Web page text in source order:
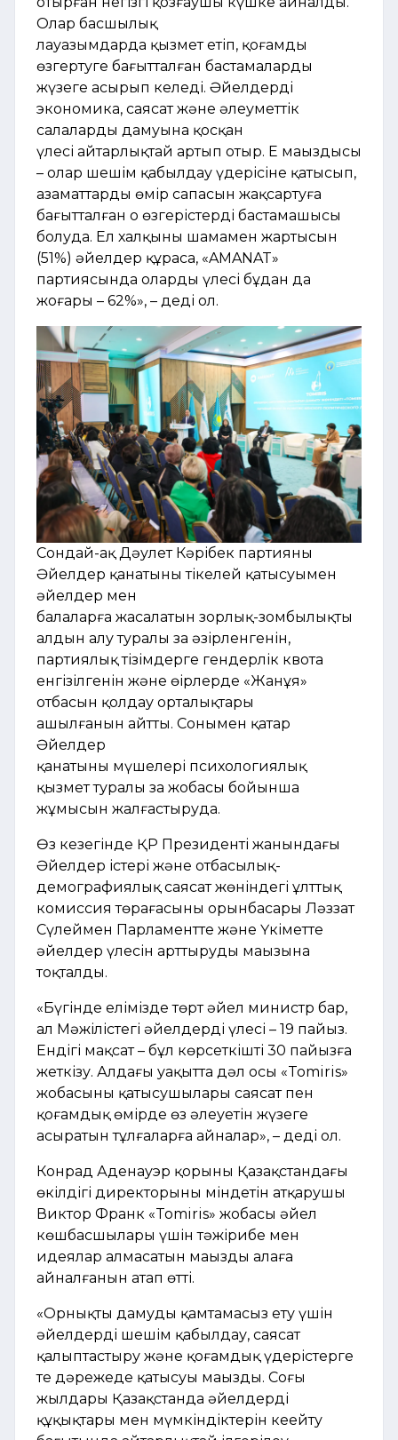
Олар басшылық
лауазымдарда қызмет етіп, қоғамды
өзгертуге бағытталған бастамаларды
жүзеге асырып келеді. Әйелдердің
экономика, саясат және әлеуметтік
салалардың дамуына қосқан
үлесі айтарлықтай артып отыр. Ең маңыздысы
– олар шешім қабылдау үдерісіне қатысып,
азаматтардың өмір сапасын жақсартуға
бағытталған оң өзгерістердің бастамашысы
болуда. Ел халқының шамамен жартысын
(51%) әйелдер құраса, «AMANAT»
партиясында олардың үлесі бұдан да
жоғары – 62%», – деді ол.
Сондай-ақ Дәулет Кәрібек партияның
Әйелдер қанатының тікелей қатысуымен
әйелдер мен
балаларға жасалатын зорлық-зомбылықтың
алдын алу туралы заң әзірленгенін,
партиялық тізімдерге гендерлік квота
енгізілгенін және өңірлерде «Жанұя»
отбасын қолдау орталықтары
ашылғанын айтты. Сонымен қатар
Әйелдер
қанатының мүшелері психологиялық
қызмет туралы заң жобасы бойынша
жұмысын жалғастыруда.
Өз кезегінде ҚР Президенті жанындағы
Әйелдер істері және отбасылық-
демографиялық саясат жөніндегі ұлттық
комиссия төрағасының орынбасары Ләззат
Сүлеймен Парламентте және Үкіметте
әйелдер үлесін арттырудың маңызына
тоқталды.
«Бүгінде елімізде төрт әйел министр бар,
ал Мәжілістегі әйелдердің үлесі – 19 пайыз.
Ендігі мақсат – бұл көрсеткішті 30 пайызға
жеткізу. Алдағы уақытта дәл осы «Tomiris»
жобасының қатысушылары саясат пен
қоғамдық өмірде өз әлеуетін жүзеге
асыратын тұлғаларға айналар», – деді ол.
Конрад Аденауэр қорының Қазақстандағы
өкілдігі директорының міндетін атқарушы
Виктор Франк «Tomiris» жобасы әйел
көшбасшылары үшін тәжірибе мен
идеялар алмасатын маңызды алаңға
айналғанын атап өтті.
«Орнықты дамуды қамтамасыз ету үшін
әйелдердің шешім қабылдау, саясат
қалыптастыру және қоғамдық үдерістерге
тең дәрежеде қатысуы маңызды. Соңғы
жылдары Қазақстанда әйелдердің
құқықтары мен мүмкіндіктерін кеңейту